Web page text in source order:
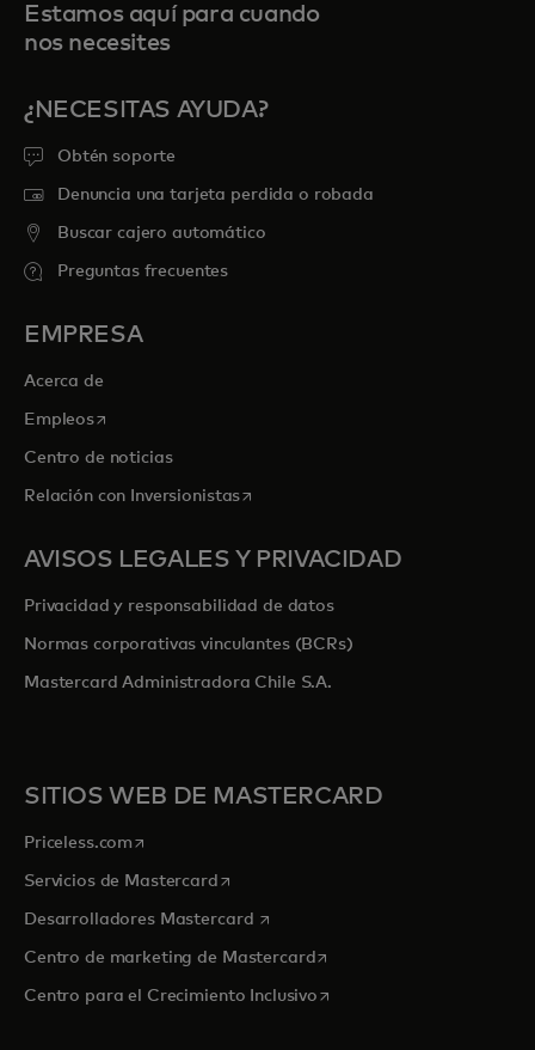
Estamos aquí para cuando
nos necesites
¿NECESITAS AYUDA?
Obtén soporte
Denuncia una tarjeta perdida o robada
Buscar cajero automático
Preguntas frecuentes
EMPRESA
Acerca de
Empleosse abre en una pestaña nueva
Centro de noticias
Relación con Inversionistasse abre en una pestaña nueva
AVISOS LEGALES Y PRIVACIDAD
Privacidad y responsabilidad de datos
Normas corporativas vinculantes (BCRs)
Mastercard Administradora Chile S.A.
SITIOS WEB DE MASTERCARD
Priceless.com se abre en una pestaña nueva
Servicios de Mastercardse abre en una pestaña nueva
Desarrolladores Mastercard se abre en una pestaña nueva
Centro de marketing de Mastercardse abre en una pestaña
Centro para el Crecimiento Inclusivose abre en una pestaña